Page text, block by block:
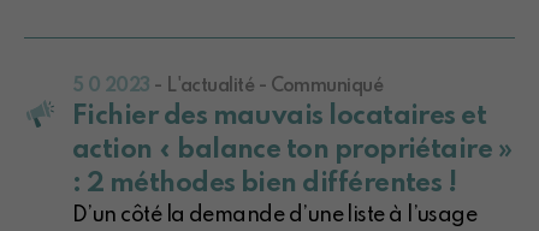
5 0 2023 - L'actualité - Communiqué
Fichier des mauvais locataires et
action « balance ton propriétaire »
: 2 méthodes bien différentes !
D’un côté la demande d’une liste à l’usage